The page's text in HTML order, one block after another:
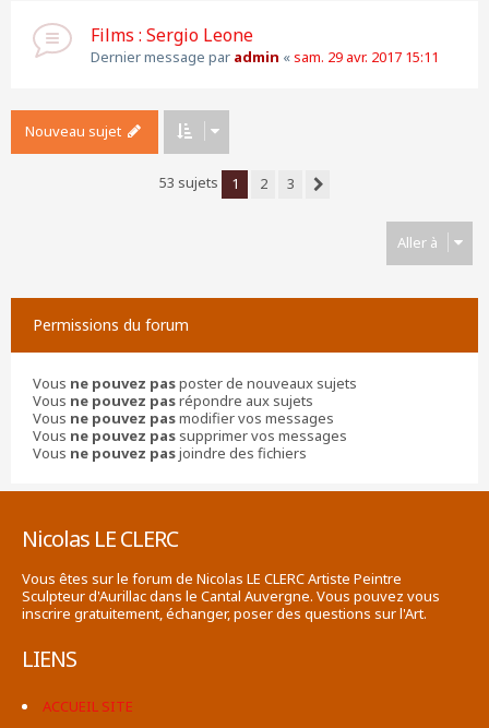
Films : Sergio Leone
Dernier message par admin «sam. 29 avr. 2017 15:11
Nouveau sujet
53 sujets 1 2
3
Aller à
Permissions du forum
Vous ne pouvez pasposter de nouveaux sujets
Vous ne pouvez pasrépondre aux sujets
Vous ne pouvez pasmodifier vos messages
Vous ne pouvez pas supprimer vos messages
Vous ne pouvez pasjoindre des fichiers
Nicolas LE CLERC
Vous êtes sur le forum de Nicolas LE CLERC Artiste Peintre
Sculpteur d'Aurillac dans le Cantal Auvergne. Vous pouvez vous
inscrire gratuitement, échanger, poser des questions sur l'Art.
LIENS
ACCUEIL SITE